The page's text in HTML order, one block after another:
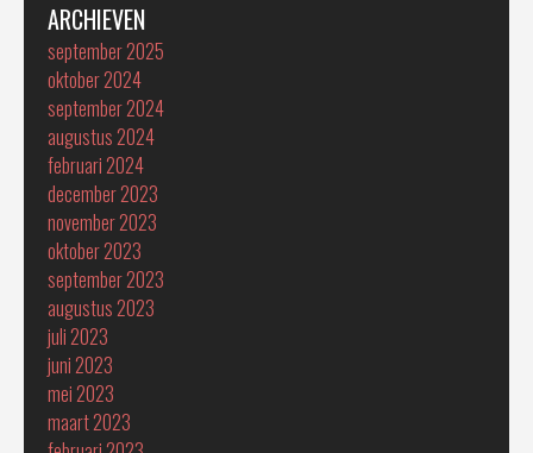
ARCHIEVEN
september 2025
oktober 2024
september 2024
augustus 2024
februari 2024
december 2023
november 2023
oktober 2023
september 2023
augustus 2023
juli 2023
juni 2023
mei 2023
maart 2023